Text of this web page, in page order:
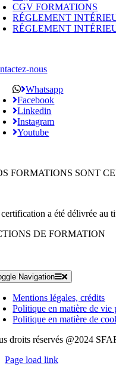
CGV FORMATIONS
RÉGLEMENT
RÉGLEMENT
nous
Whatsapp
Facebook
Linkedin
Instagram
Youtube
FORMATIONS SONT
a été délivrée au
DE FORMATION
Navigation
Mentions légales, crédits
Politique en matière de vie
Politique en matière de
droits réservés @2024
Page load link